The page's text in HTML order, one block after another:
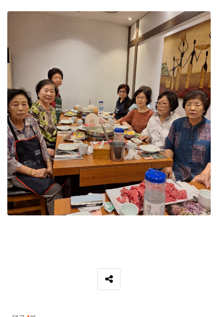
SNS 공유